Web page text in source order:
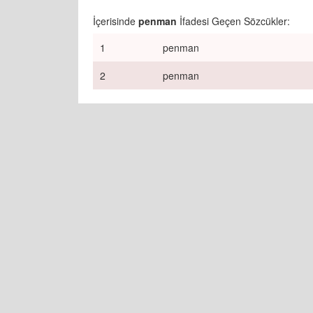
İçerisinde penman İfadesi Geçen Sözcükler:
1
penman
2
penman